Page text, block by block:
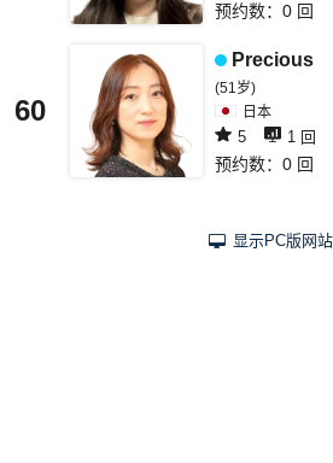
预约数：0 回
60
Precious
(51岁)
日本
5 1 回
预约数：0 回
显示PC版网站